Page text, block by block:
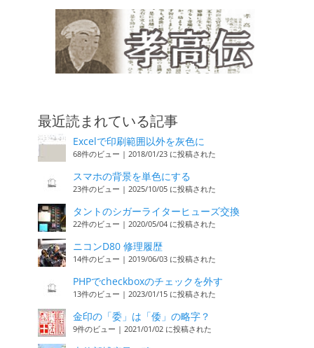
最近読まれている記事
Excelで印刷範囲以外を灰色に
68件のビュー | 2018/01/23 に投稿された
スマホの背景を単色にする
23件のビュー | 2025/10/05 に投稿された
タントのシガーライターヒューズ交換
22件のビュー | 2020/05/04 に投稿された
ニコンD80 修理履歴
14件のビュー | 2019/06/03 に投稿された
PHPでcheckboxのチェックを外す
13件のビュー | 2023/01/15 に投稿された
金印の「委」は「倭」の略字？
9件のビュー | 2021/01/02 に投稿された